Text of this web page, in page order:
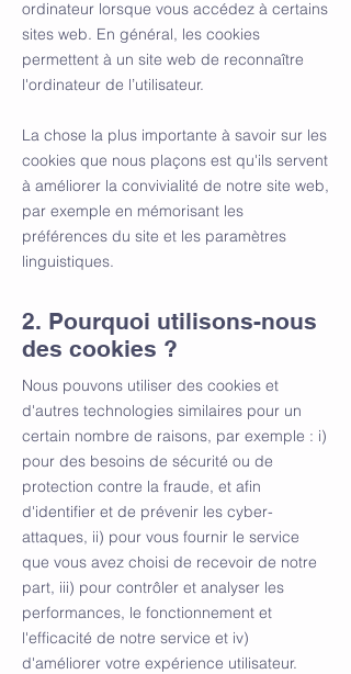
ordinateur lorsque vous accédez à certains
sites web. En général, les cookies
permettent à un site web de reconnaître
l'ordinateur de l’utilisateur.
La chose la plus importante à savoir sur les
cookies que nous plaçons est qu'ils servent
à améliorer la convivialité de notre site web,
par exemple en mémorisant les
préférences du site et les paramètres
linguistiques.
2. Pourquoi utilisons-nous
des cookies ?
Nous pouvons utiliser des cookies et
d'autres technologies similaires pour un
certain nombre de raisons, par exemple : i)
pour des besoins de sécurité ou de
protection contre la fraude, et afin
d'identifier et de prévenir les cyber-
attaques, ii) pour vous fournir le service
que vous avez choisi de recevoir de notre
part, iii) pour contrôler et analyser les
performances, le fonctionnement et
l'efficacité de notre service et iv)
d'améliorer votre expérience utilisateur.